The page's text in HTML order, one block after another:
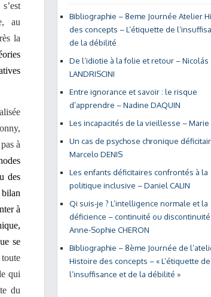
au
la
à
des
à
se
qui
du
Bibliographie – 8eme Journée Atelier
des concepts – L’étiquette de
de la débilité
De l’idiotie à la folie et retour – Nicolás
LANDRISCINI
Entre ignorance et savoir : le risque
d’apprendre – Nadine DAQUIN
Les incapacités de la vieillesse – Marie
Un cas de psychose chronique
Marcelo DENIS
Les enfants déficitaires confrontés à la
politique inclusive – Daniel CALIN
Qi suis-je ? L’intelligence normale et la
déficience – continuité ou discontinuité
Anne-Sophie CHERON
Bibliographie – 8ème Journée de
Histoire des concepts – « L’étiquette de
l’insuffisance et de la débilité »